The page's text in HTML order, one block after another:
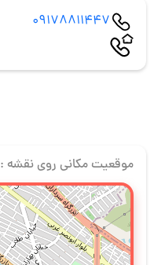
09178811447
موقعیت مکانی روی نقشه :